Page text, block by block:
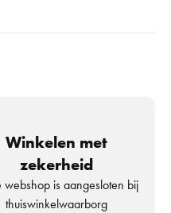
Winkelen met
zekerheid
webshop is aangesloten bij
thuiswinkelwaarborg